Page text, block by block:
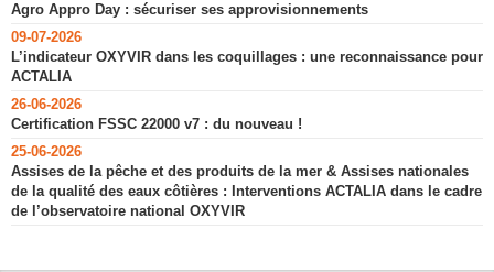
Agro Appro Day : sécuriser ses approvisionnements
09-07-2026
L’indicateur OXYVIR dans les coquillages : une reconnaissance pour
ACTALIA
26-06-2026
Certification FSSC 22000 v7 : du nouveau !
25-06-2026
Assises de la pêche et des produits de la mer & Assises nationales
de la qualité des eaux côtières : Interventions ACTALIA dans le cadre
de l’observatoire national OXYVIR